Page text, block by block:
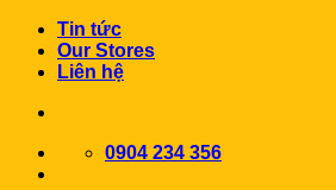
Chuyển
đến
Tin tức
Our Stores
Liên hệ
0904 234 356